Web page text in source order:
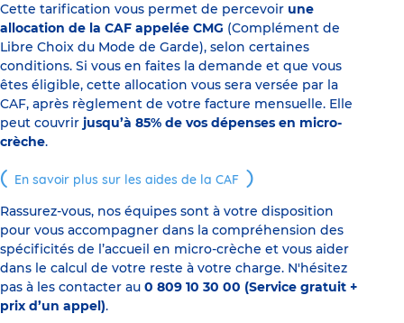
Cette tarification vous permet de percevoir une
allocation de la CAF appelée CMG (Complément de
Libre Choix du Mode de Garde), selon certaines
conditions. Si vous en faites la demande et que vous
êtes éligible, cette allocation vous sera versée par la
CAF, après règlement de votre facture mensuelle. Elle
peut couvrir jusqu’à 85% de vos dépenses en micro-
crèche.
En savoir plus sur les aides de la CAF
Rassurez-vous, nos équipes sont à votre disposition
pour vous accompagner dans la compréhension des
spécificités de l’accueil en micro-crèche et vous aider
dans le calcul de votre reste à votre charge. N'hésitez
pas à les contacter au 0 809 10 30 00 (Service gratuit +
prix d’un appel).